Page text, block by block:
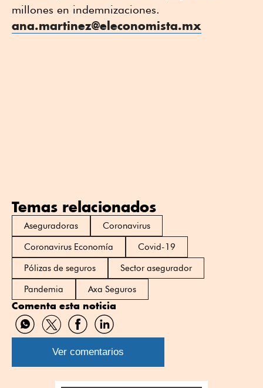
millones en indemnizaciones.
ana.martinez@eleconomista.mx
Temas relacionados
Aseguradoras
Coronavirus
Coronavirus Economía
Covid-19
Pólizas de seguros
Sector asegurador
Pandemia
Axa Seguros
Comenta esta noticia
Compartir
por
WhatsApp
Compartir
por
Twitter
Compartir
por
Facebook
Compartir
por
Linkedin
Ver comentarios